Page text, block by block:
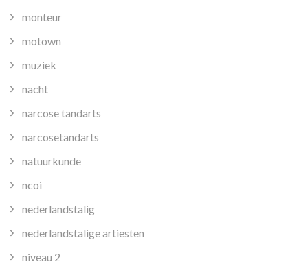
monteur
motown
muziek
nacht
narcose tandarts
narcosetandarts
natuurkunde
ncoi
nederlandstalig
nederlandstalige artiesten
niveau 2